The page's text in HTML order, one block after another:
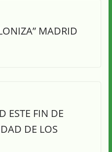
MADRID
ESTE FIN DE
DE LOS